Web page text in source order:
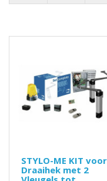
STYLO-ME KIT voor
Draaihek met 2